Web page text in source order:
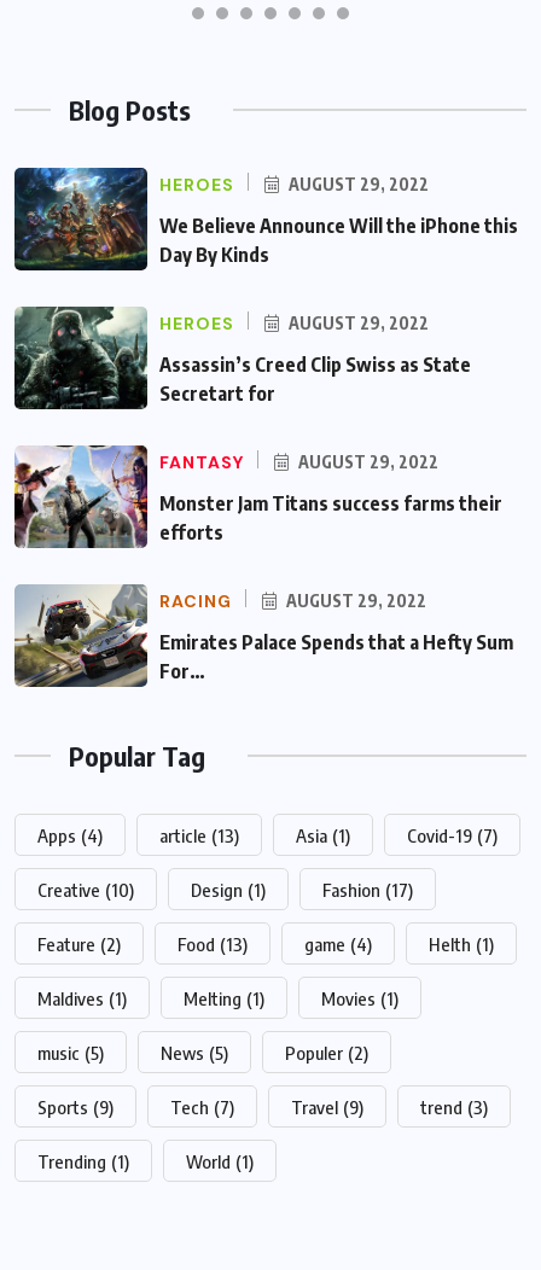
Blog Posts
HEROES AUGUST 29, 2022
We Believe Announce Will the iPhone this
Day By Kinds
HEROES AUGUST 29, 2022
Assassin’s Creed Clip Swiss as State
Secretart for
FANTASY AUGUST 29, 2022
Monster Jam Titans success farms their
efforts
RACING AUGUST 29, 2022
Emirates Palace Spends that a Hefty Sum
For…
Popular Tag
Apps (4) article (13) Asia (1) Covid-19 (7)
Creative (10) Design (1) Fashion (17)
Feature (2) Food (13) game (4) Helth (1)
Maldives (1) Melting (1) Movies (1)
music (5) News (5) Populer (2)
Sports (9) Tech (7) Travel (9) trend (3)
Trending (1) World (1)